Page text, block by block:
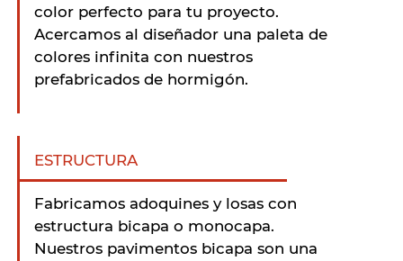
color perfecto para tu proyecto.
Acercamos al diseñador una paleta de
colores infinita con nuestros
prefabricados de hormigón.
ESTRUCTURA
Fabricamos adoquines y losas con
estructura bicapa o monocapa.
Nuestros pavimentos bicapa son una